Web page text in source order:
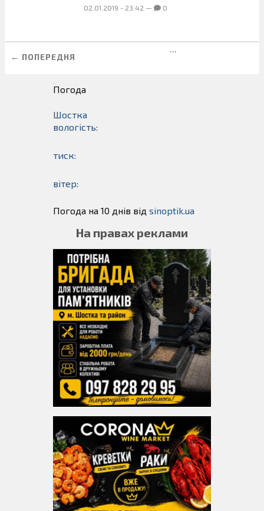
02.01.2019 - 23:42 — 0
← ПОПЕРЕДНЯ
...
Погода
Шостка
вологість:
тиск:
вітер:
Погода на 10 днів від sinoptik.ua
На правах реклами